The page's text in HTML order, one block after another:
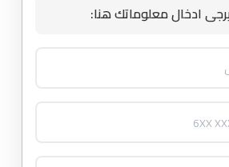
ادخال معلوماتك هنا: